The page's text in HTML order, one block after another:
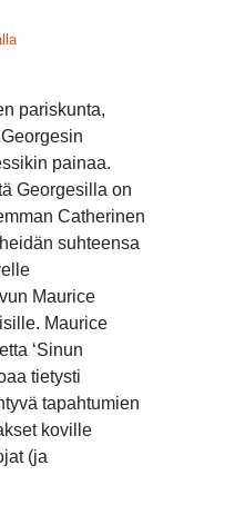
Linkki avautuu uudessa välilehdessä
pariskunta,
painaa.
Georgesilla on
Catherinen
suhteensa
Maurice
Maurice
‘Sinun
tietysti
tapahtumien
koville
(ja